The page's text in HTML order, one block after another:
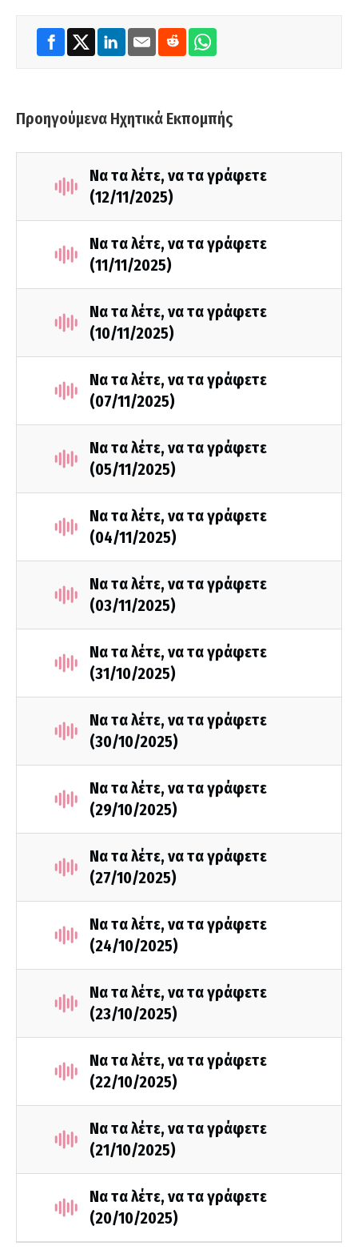
Προηγούμενα Ηχητικά Εκπομπής
Να τα λέτε, να τα γράφετε
(12/11/2025)
Να τα λέτε, να τα γράφετε
(11/11/2025)
Να τα λέτε, να τα γράφετε
(10/11/2025)
Να τα λέτε, να τα γράφετε
(07/11/2025)
Να τα λέτε, να τα γράφετε
(05/11/2025)
Να τα λέτε, να τα γράφετε
(04/11/2025)
Να τα λέτε, να τα γράφετε
(03/11/2025)
Να τα λέτε, να τα γράφετε
(31/10/2025)
Να τα λέτε, να τα γράφετε
(30/10/2025)
Να τα λέτε, να τα γράφετε
(29/10/2025)
Να τα λέτε, να τα γράφετε
(27/10/2025)
Να τα λέτε, να τα γράφετε
(24/10/2025)
Να τα λέτε, να τα γράφετε
(23/10/2025)
Να τα λέτε, να τα γράφετε
(22/10/2025)
Να τα λέτε, να τα γράφετε
(21/10/2025)
Να τα λέτε, να τα γράφετε
(20/10/2025)